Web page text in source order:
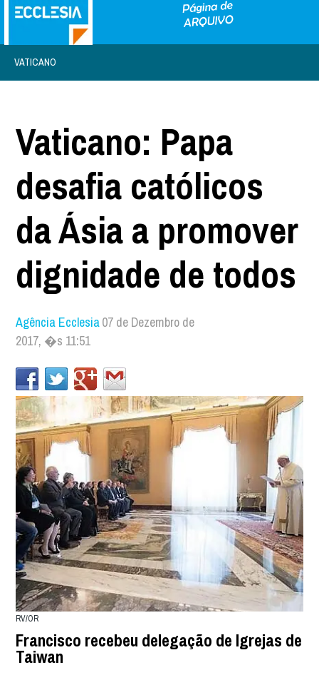
VATICANO
Vaticano: Papa
desafia católicos
da Ásia a promover
dignidade de todos
Agência Ecclesia07 de Dezembro de
2017, �s 11:51
RV/OR
Francisco recebeu delegação de Igrejas de
Taiwan